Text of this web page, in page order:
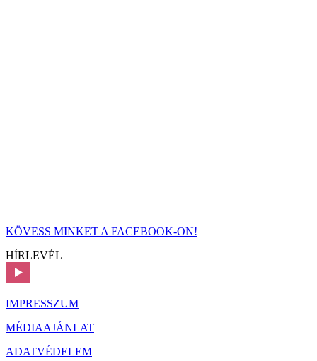
KÖVESS MINKET A FACEBOOK-ON!
HÍRLEVÉL
IMPRESSZUM
MÉDIAAJÁNLAT
ADATVÉDELEM